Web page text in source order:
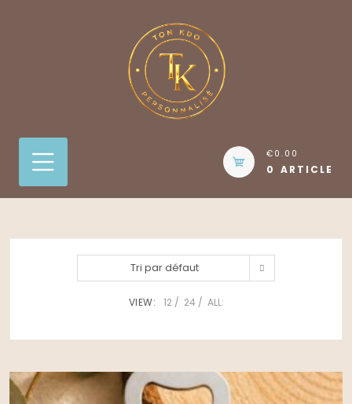
€0.00
0 ARTICLE
Tri par défaut
VIEW: 12 24 ALL: